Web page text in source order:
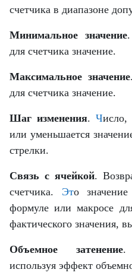
счетчика в диапазоне
Минимальное значение
для счетчика значение.
Максимальное значение
для счетчика значение.
Шаг изменения. Число,
или уменьшается
стрелки.
Связь с ячейкой.
счетчика. Это
формуле или макросе
фактического значения,
Объемное затенение.
используя эффект